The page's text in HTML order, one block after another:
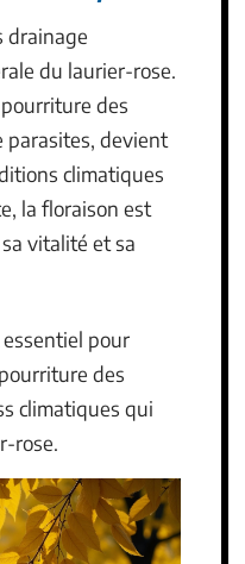
drainage
du laurier-rose.
des
parasites, devient
climatiques
la floraison est
vitalité et sa
pour
des
climatiques qui
rose.